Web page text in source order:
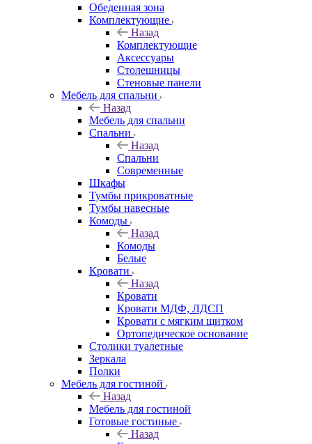
Обеденная зона
Комплектующие
Назад
Комплектующие
Аксессуары
Столешницы
Стеновые панели
Мебель для спальни
Назад
Мебель для спальни
Спальни
Назад
Спальни
Современные
Шкафы
Тумбы прикроватные
Тумбы навесные
Комоды
Назад
Комоды
Белые
Кровати
Назад
Кровати
Кровати МДФ, ЛДСП
Кровати с мягким щитком
Ортопедическое основание
Столики туалетные
Зеркала
Полки
Мебель для гостиной
Назад
Мебель для гостиной
Готовые гостиные
Назад